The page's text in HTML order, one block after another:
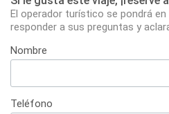
El operador turístico se pondrá
responder a sus preguntas y
Nombre
Teléfono